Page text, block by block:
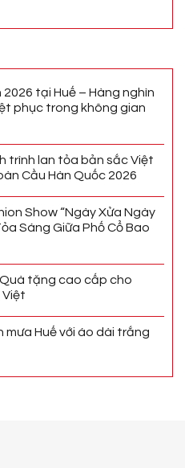
2026 tại Huế – Hàng nghìn
phục trong không gian
trình lan tỏa bản sắc Việt
Cầu Hàn Quốc 2026
Show “Ngày Xửa Ngày
Sáng Giữa Phố Cổ Bao
tặng cao cấp cho
Việt
Huế với áo dài trắng